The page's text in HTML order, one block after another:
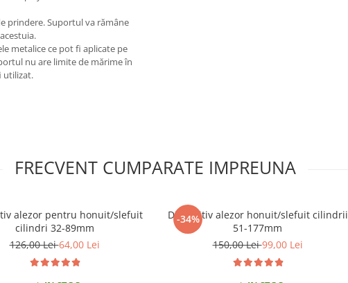
prindere. Suportul va rămâne
metalice ce pot fi aplicate pe
nu are limite de mărime în
utilizat.
FRECVENT CUMPARATE IMPREUNA
alezor pentru honuit/slefuit
cilindri 32-89mm
126,00 Lei64,00 Lei
-34%
Dispozitiv alezor honuit/slefuit cilindrii
51-177mm
150,00 Lei99,00 Lei